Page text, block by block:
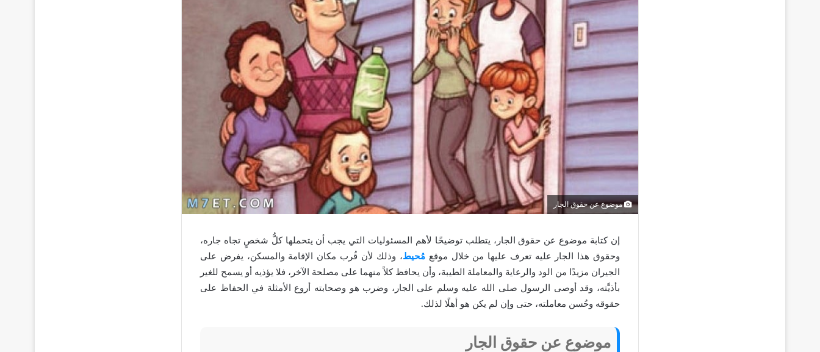
موضوع عن حقوق الجار
إن كتابة موضوع عن حقوق الجار، يتطلب توضيحًا لأهم المسئوليات التي يجب أن يتحملها كلُّ شخصٍ تجاه جاره،
وحقوق هذا الجار عليه تعرف عليها من خلال موقع مُحيط، وذلك لأن قُرب مكان الإقامة والمسكن، يفرض على
الجيران مزيدًا من الود والرعاية والمعاملة الطيبة، وأن يحافظ كلاً منهما على مصلحة الآخر، فلا يؤذيه أو يسمح للغير
بأذيَّته، وقد أوصى الرسول صلى الله عليه وسلم على الجار، وضرب هو وصحابته أروع الأمثلة في الحفاظ على
حقوقه وحُسن معاملته، حتى وإن لم يكن هو أهلًا لذلك.
موضوع عن حقوق الجار